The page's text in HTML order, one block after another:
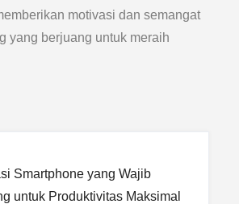
motivasi dan semangat
yang berjuang untuk meraih
Smartphone yang Wajib
untuk Produktivitas Maksimal